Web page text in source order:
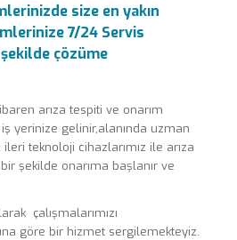
size en yakın
7/24 Servis
çözüme
arıza tespiti ve onarım
yerinize gelinir,alanında uzman
teknoloji cihazlarımız ile arıza
şekilde onarıma başlanır ve
çalışmalarımızı
göre bir hizmet sergilemekteyiz.